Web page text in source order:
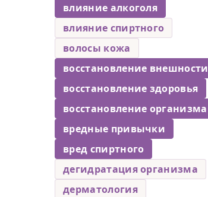
влияние алкоголя
влияние спиртного
волосы кожа
восстановление внешности
восстановление здоровья
восстановление организма
вредные привычки
вред спиртного
дегидратация организма
дерматология